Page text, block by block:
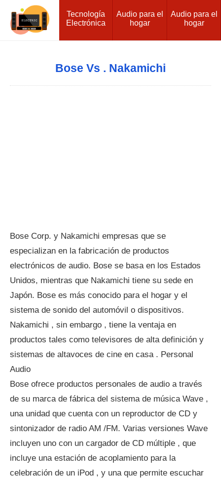
Tecnología
Electrónica
Audio para el
hogar
Audio para el
hogar
Bose Vs . Nakamichi
Bose Corp. y Nakamichi empresas que se
especializan en la fabricación de productos
electrónicos de audio. Bose se basa en los Estados
Unidos, mientras que Nakamichi tiene su sede en
Japón. Bose es más conocido para el hogar y el
sistema de sonido del automóvil o dispositivos.
Nakamichi , sin embargo , tiene la ventaja en
productos tales como televisores de alta definición y
sistemas de altavoces de cine en casa . Personal
Audio
Bose ofrece productos personales de audio a través
de su marca de fábrica del sistema de música Wave ,
una unidad que cuenta con un reproductor de CD y
sintonizador de radio AM /FM. Varias versiones Wave
incluyen uno con un cargador de CD múltiple , que
incluye una estación de acoplamiento para la
celebración de un iPod , y una que permite escuchar